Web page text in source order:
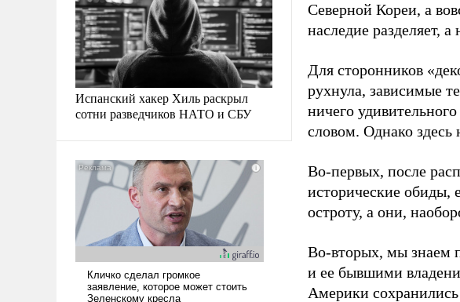
Испанский хакер Хиль раскрыл
сотни разведчиков НАТО и СБУ
Северной Кореи, а
наследие разделяет, а
Для сторонников
рухнула, зависимые
ничего
словом. Однако здесь
Во-первых, после
исторические обиды,
остроту, а они,
Во-вторых, мы знаем
и ее бывшими
Америки